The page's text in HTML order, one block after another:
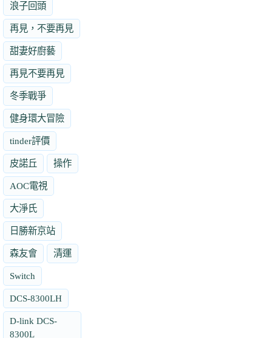
浪子回頭
再見，不要再見
甜妻好廚藝
再見不要再見
冬季戰爭
健身環大冒險
tinder評價
皮諾丘 操作
AOC電視
大淨氏
日勝新京站
森友會 清運
Switch
DCS-8300LH
D-link DCS-
8300L